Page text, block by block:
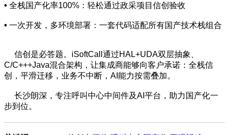
• 全栈国产化率100%：轻松通过政采项目信创验收
• 一次开发，多环境部署：一套代码适配所有国产技术栈组合
信创是必答题。iSoftCall通过HAL+UDA双层抽象、
C/C+++Java混合架构，让集成商能够向客户承诺：全栈信
创，平滑迁移，业务不中断，AI能力按需叠加。
长沙朗深，专注呼叫中心中间件及AI平台，助力国产化一
步到位。